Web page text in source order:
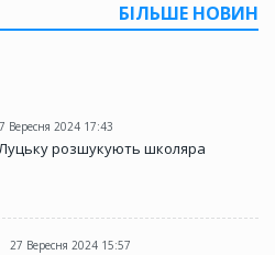
БІЛЬШЕ НОВИН
Вересня 2024 17:43
розшукують школяра
27 Вересня 2024 15:57